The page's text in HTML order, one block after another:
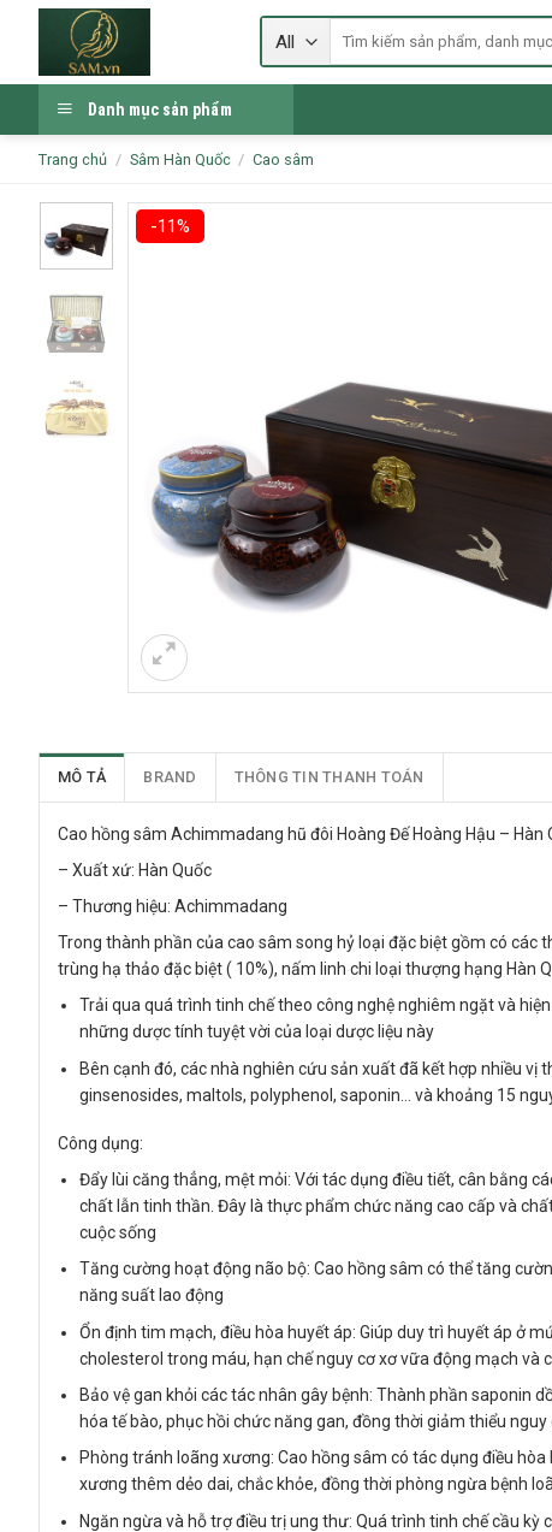
content
Tìm
Danh mục sản phẩm
Trang chủ / Sâm Hàn Quốc / Cao sâm
-11%
MÔ TẢ BRAND THÔNG TIN THANH TOÁN
Cao hồng sâm Achimmadang hũ đôi Hoàng Đế Hoàng Hậu – Hàn
– Xuất xứ: Hàn Quốc
– Thương hiệu: Achimmadang
Trong thành phần của cao sâm song hỷ loại đặc biệt gồm có
trùng hạ thảo đặc biệt ( 10%), nấm linh chi loại thượng hạng Hàn
Trải qua quá trình tinh chế theo công nghệ nghiêm ngặt và
những dược tính tuyệt vời của loại dược liệu này
Bên cạnh đó, các nhà nghiên cứu sản xuất đã kết hợp nhiều
ginsenosides, maltols, polyphenol, saponin… và khoảng 15
Công dụng:
Đẩy lùi căng thẳng, mệt mỏi: Với tác dụng điều tiết, cân bằng
chất lẫn tinh thần. Đây là thực phẩm chức năng cao cấp và
cuộc sống
Tăng cường hoạt động não bộ: Cao hồng sâm có thể tăng
năng suất lao động
Ổn định tim mạch, điều hòa huyết áp: Giúp duy trì huyết áp ở
cholesterol trong máu, hạn chế nguy cơ xơ vữa động mạch và
Bảo vệ gan khỏi các tác nhân gây bệnh: Thành phần saponin
hóa tế bào, phục hồi chức năng gan, đồng thời giảm thiểu
Phòng tránh loãng xương: Cao hồng sâm có tác dụng điều
xương thêm dẻo dai, chắc khỏe, đồng thời phòng ngừa bệnh
Ngăn ngừa và hỗ trợ điều trị ung thư: Quá trình tinh chế cầu